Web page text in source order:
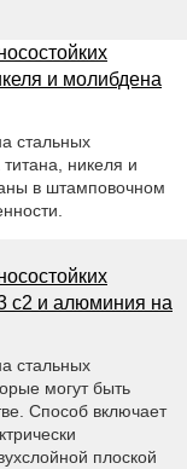
и молибдена
стальных
никеля и
в штамповочном
c2 и алюминия на
стальных
могут быть
Способ включает
плоской